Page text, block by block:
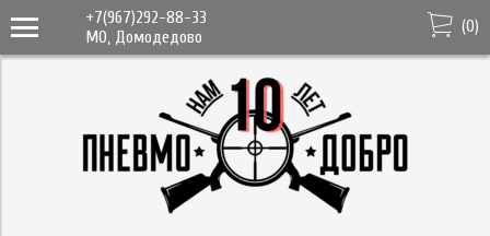
+7(967)292-88-33
МО, Домодедово
(0)